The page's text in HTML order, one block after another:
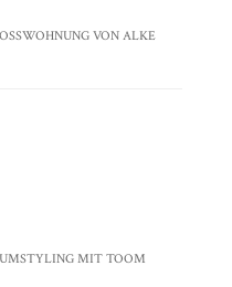
VON ALKE
MIT TOOM